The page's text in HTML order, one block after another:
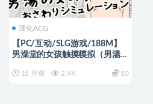
漢化ACG
【PC/互动/SLG游戏/188M】
男澡堂的女孩触摸模拟（男湯の
ン）正式版+互动SLG游戏
11 月前 2.9K 10